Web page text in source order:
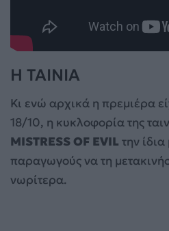
H TAINIA
Κι ενώ αρχικά η πρεμιέρα
18/10, η κυκλοφορία της
MISTRESS OF EVIL την
παραγωγούς να τη
νωρίτερα.